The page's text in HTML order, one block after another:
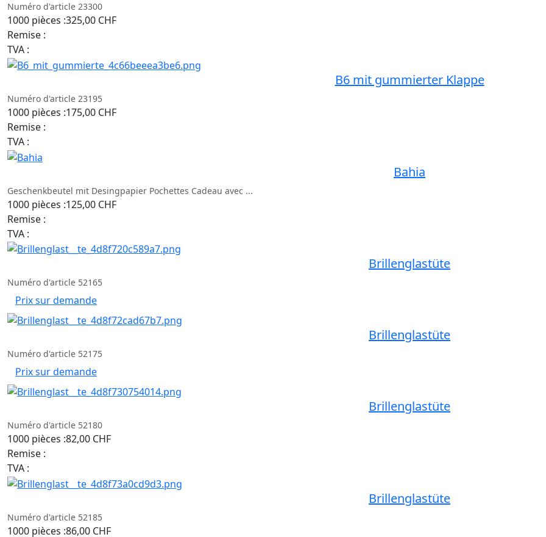
Numéro d'article 23300
1000 pièces :325,00 CHF
Remise :
TVA :
B6 mit gummierter Klappe
Numéro d'article 23195
1000 pièces :175,00 CHF
Remise :
TVA :
Bahia
Geschenkbeutel mit Desingpapier Pochettes Cadeau avec ...
1000 pièces :125,00 CHF
Remise :
TVA :
Brillenglastüte
Numéro d'article 52165
Prix sur demande
Brillenglastüte
Numéro d'article 52175
Prix sur demande
Brillenglastüte
Numéro d'article 52180
1000 pièces :82,00 CHF
Remise :
TVA :
Brillenglastüte
Numéro d'article 52185
1000 pièces :86,00 CHF